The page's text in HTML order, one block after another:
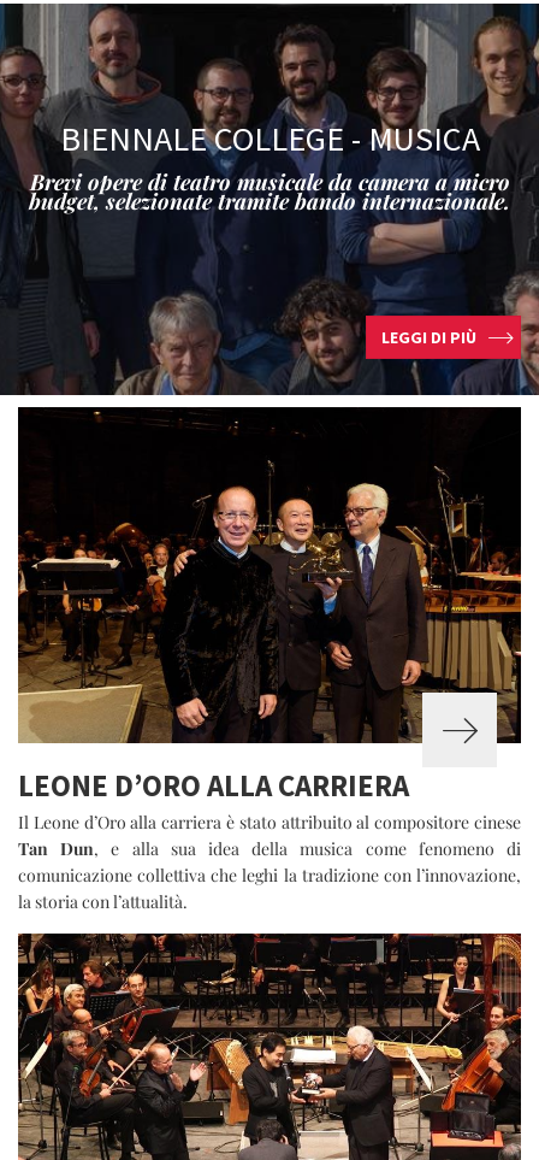
BIENNALE COLLEGE - MUSICA
Brevi opere di teatro musicale da camera a micro
budget, selezionate tramite bando internazionale.
LEGGI DI PIÙ
LEONE D’ORO ALLA CARRIERA
Il Leone d’Oro alla carriera è stato attribuito al compositore cinese
Tan Dun, e alla sua idea della musica come fenomeno di
comunicazione collettiva che leghi la tradizione con l’innovazione,
la storia con l’attualità.